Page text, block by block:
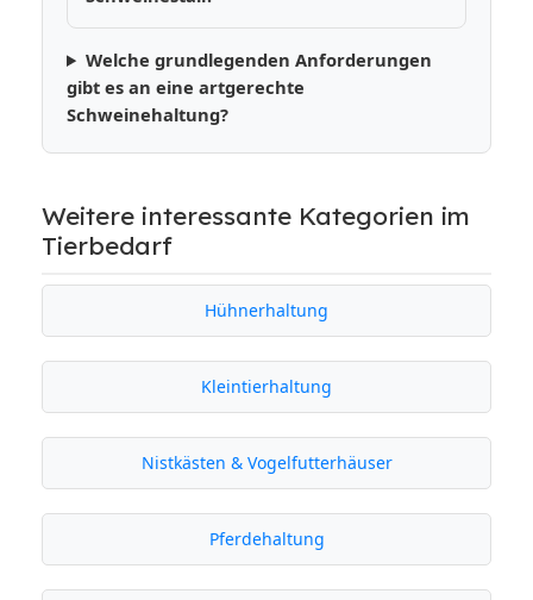
Welche grundlegenden Anforderungen
gibt es an eine artgerechte
Schweinehaltung?
Weitere interessante Kategorien im
Tierbedarf
Hühnerhaltung
Kleintierhaltung
Nistkästen & Vogelfutterhäuser
Pferdehaltung